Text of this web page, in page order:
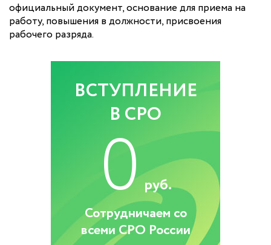
официальный документ, основание для приема на
работу, повышения в должности, присвоения
рабочего разряда.
ВСТУПЛЕНИЕ
В СРО
0 руб.
Сотрудничаем со
всеми СРО России